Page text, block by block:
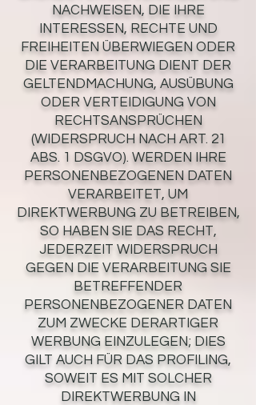
NACHWEISEN, DIE IHRE
INTERESSEN, RECHTE UND
FREIHEITEN ÜBERWIEGEN ODER
DIE VERARBEITUNG DIENT DER
GELTENDMACHUNG, AUSÜBUNG
ODER VERTEIDIGUNG VON
RECHTSANSPRÜCHEN
(WIDERSPRUCH NACH ART. 21
ABS. 1 DSGVO). WERDEN IHRE
PERSONENBEZOGENEN DATEN
VERARBEITET, UM
DIREKTWERBUNG ZU BETREIBEN,
SO HABEN SIE DAS RECHT,
JEDERZEIT WIDERSPRUCH
GEGEN DIE VERARBEITUNG SIE
BETREFFENDER
PERSONENBEZOGENER DATEN
ZUM ZWECKE DERARTIGER
WERBUNG EINZULEGEN; DIES
GILT AUCH FÜR DAS PROFILING,
SOWEIT ES MIT SOLCHER
DIREKTWERBUNG IN